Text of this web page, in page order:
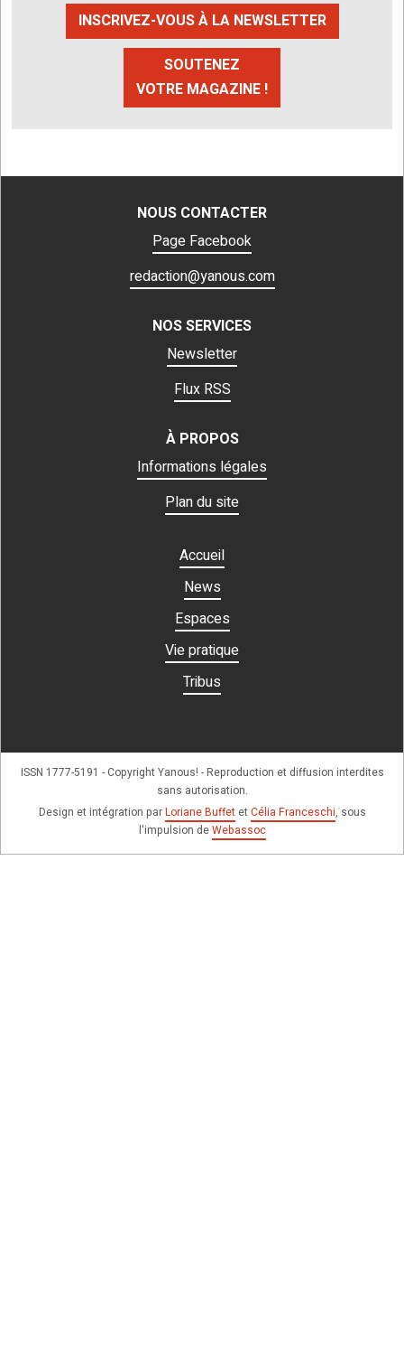
INSCRIVEZ-VOUS À LA NEWSLETTER
SOUTENEZ
VOTRE MAGAZINE !
NOUS CONTACTER
Page Facebook
redaction@yanous.com
NOS SERVICES
Newsletter
Flux RSS
À PROPOS
Informations légales
Plan du site
Accueil
News
Espaces
Vie pratique
Tribus
ISSN 1777-5191 - Copyright Yanous! - Reproduction et diffusion interdites
sans autorisation.
Design et intégration parLoriane Buffetet Célia Franceschi, sous
l'impulsion deWebassoc